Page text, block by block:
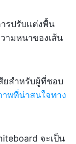
รปรับแต่งพื้น
ามหนาของเส้น
ยสำหรับผู้ที่ชอบ
พที่น่าสนใจทาง
จะเป็น